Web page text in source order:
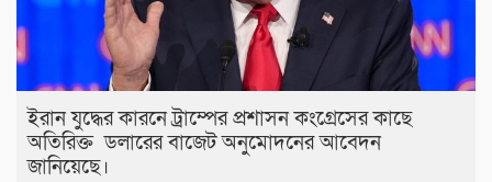
ইরান যুদ্ধের কারনে ট্রাম্পের প্রশাসন কংগ্রেসের কাছে
অতিরিক্ত ডলারের বাজেট অনুমোদনের আবেদন
জানিয়েছে।